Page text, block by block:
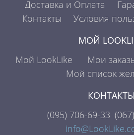
Доставка и Оплата
Контакты
Условия
МОЙ
Мой LookLike
Мои
Мой список
КОНТАКТЫ
(095) 706-69-33 (067)